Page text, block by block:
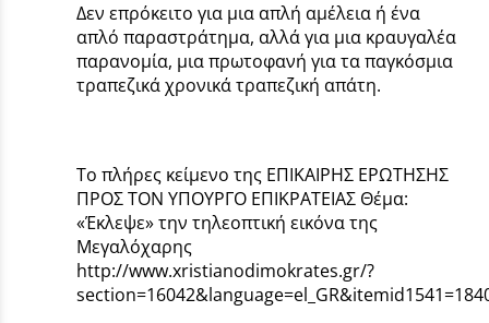
Δεν επρόκειτο για μια απλή αμέλεια ή ένα
απλό παραστράτημα, αλλά για μια κραυγαλέα
παρανομία, μια πρωτοφανή για τα παγκόσμια
τραπεζικά χρονικά τραπεζική απάτη.
Το πλήρες κείμενο της ΕΠΙΚΑΙΡΗΣ ΕΡΩΤΗΣΗΣ
ΠΡΟΣ ΤΟΝ ΥΠΟΥΡΓΟ ΕΠΙΚΡΑΤΕΙΑΣ Θέμα:
«Έκλεψε» την τηλεοπτική εικόνα της
Μεγαλόχαρης
http://www.xristianodimokrates.gr/?